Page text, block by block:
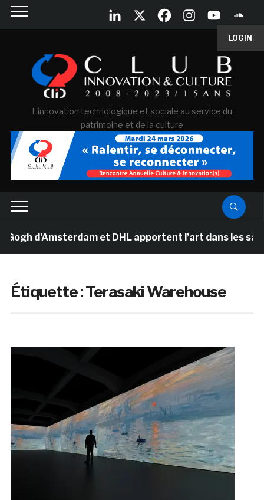
LOGIN
L'innovation technologique et sociale au service du
patrimoine et de la culture
d’Amsterdam et DHL apportent l’art dans les salles
Étiquette :Terasaki Warehouse